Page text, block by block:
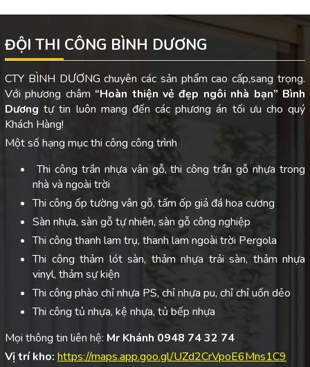
ĐỘI THI CÔNG BÌNH DƯƠNG
CTY BÌNH DƯƠNG chuyên các sản phẩm cao cấp,sang trọng.
Với phương châm “Hoàn thiện vẻ đẹp ngôi nhà bạn” Bình
Dươngtự tin luôn mang đến các phương án tối ưu cho quý
Khách Hàng!
Một số hạng mục thi công công trình
Thi công trần nhựa vân gỗ, thi công trần gỗ nhựa trong
nhà và ngoài trời
Thi công ốp tường vân gỗ, tấm ốp giả đá hoa cương
Sàn nhựa, sàn gỗ tự nhiên, sàn gỗ công nghiệp
Thi công thanh lam trụ, thanh lam ngoài trời Pergola
Thi công thảm lót sàn, thảm nhựa trải sàn, thảm nhựa
vinyl, thảm sự kiện
Thi công phào chỉ nhựa PS, chỉ nhựa pu, chỉ chỉ uốn dẻo
Thi công tủ nhựa, kệ nhựa, tủ bếp nhựa
Mọi thông tin liên hệ: Mr Khánh 0948 74 32 74
Vị trí kho: https://maps.app.goo.gl/UZd2CrVpoE6Mns1C9